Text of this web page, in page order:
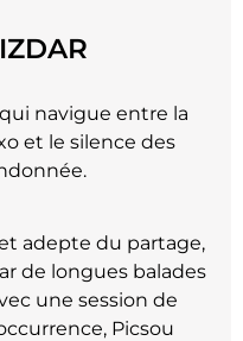
navigue entre la
et le silence des
adepte du partage,
de longues balades
une session de
Picsou